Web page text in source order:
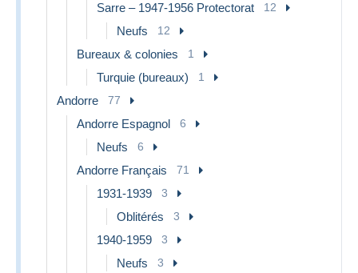
Sarre – 1947-1956 Protectorat 12
Neufs 12
Bureaux & colonies 1
Turquie (bureaux) 1
Andorre 77
Andorre Espagnol 6
Neufs 6
Andorre Français 71
1931-1939 3
Oblitérés 3
1940-1959 3
Neufs 3